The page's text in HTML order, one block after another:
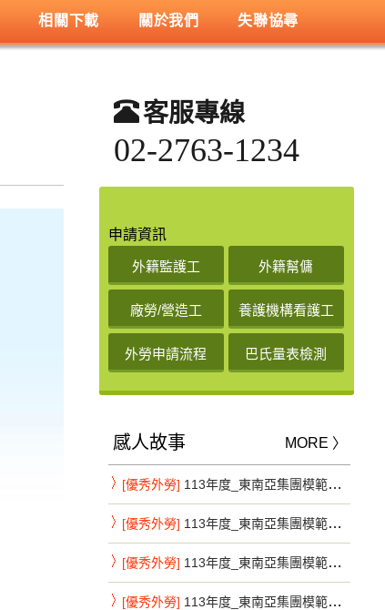
相關下載 關於我們 失聯協尋
客服專線
02-2763-1234
申請資訊
外籍監護工 外籍幫傭
廠勞/營造工 養護機構看護工
外勞申請流程 巴氏量表檢測
感人故事 MORE 〉
[優秀外勞] 113年度_東南亞集團模範移工系列_新北市第7彈
[優秀外勞] 113年度_東南亞集團模範移工系列_新北市第8彈
[優秀外勞] 113年度_東南亞集團模範移工系列_新北市第9彈
[優秀外勞] 113年度_東南亞集團模範移工系列_新竹縣第1彈